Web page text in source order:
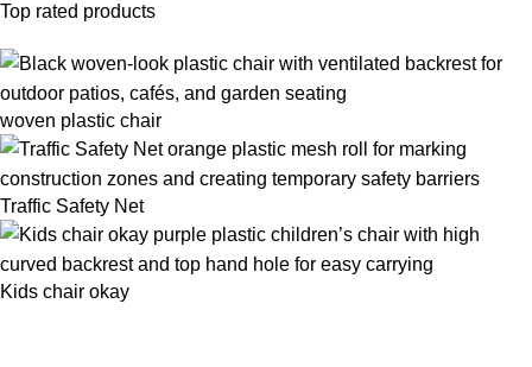
Top rated products
woven plastic chair
Traffic Safety Net
Kids chair okay